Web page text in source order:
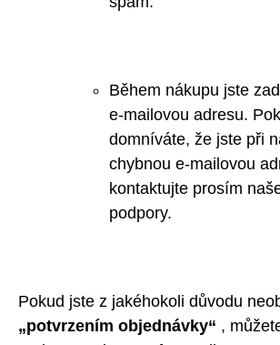
Během nákupu jste
e-mailovou adresu.
domníváte, že jste při
chybnou e-mailovou
kontaktujte prosím
podpory.
Pokud jste z jakéhokoli důvodu
„potvrzením objednávky“ ,